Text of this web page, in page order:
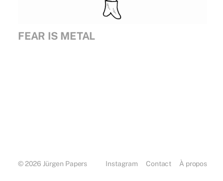
FEAR IS METAL
© 2026 Jürgen Papers Instagram Contact À propos